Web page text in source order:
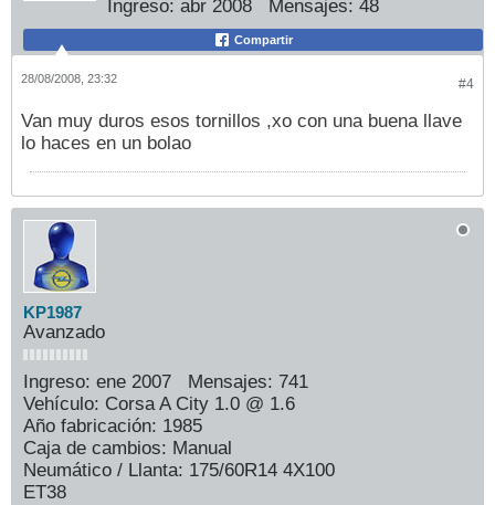
Ingreso: abr 2008 Mensajes: 48
Compartir
#4
28/08/2008, 23:32
Van muy duros esos tornillos ,xo con una buena llave
lo haces en un bolao
KP1987
Avanzado
Ingreso: ene 2007 Mensajes: 741
Vehículo: Corsa A City 1.0 @ 1.6
Año fabricación: 1985
Caja de cambios: Manual
Neumático / Llanta: 175/60R14 4X100
ET38